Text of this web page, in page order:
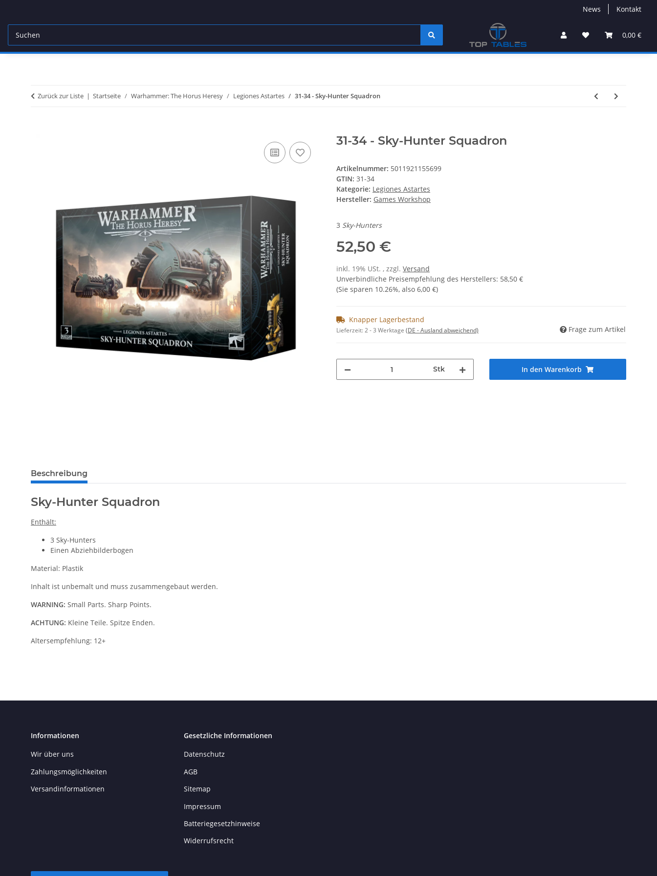
News Kontakt
0,00 €
Zurück zur Liste Startseite Warhammer: The Horus Heresy Legiones Astartes 31-34 - Sky-Hunter Squadron
31-34 - Sky-Hunter Squadron
Artikelnummer: 5011921155699
GTIN: 31-34
Kategorie: Legiones Astartes
Hersteller: Games Workshop
3 Sky-Hunters
52,50 €
inkl. 19% USt. , zzgl. Versand
Unverbindliche Preisempfehlung des Herstellers: 58,50 €
(Sie sparen 10.26%, also 6,00 €)
Knapper Lagerbestand
Lieferzeit:2 - 3 Werktage (DE - Ausland abweichend) Frage zum Artikel
Stk In den Warenkorb
Beschreibung
Sky-Hunter Squadron
Enthält:
3 Sky-Hunters
Einen Abziehbilderbogen
Material: Plastik
Inhalt ist unbemalt und muss zusammengebaut werden.
WARNING: Small Parts. Sharp Points.
ACHTUNG: Kleine Teile. Spitze Enden.
Altersempfehlung: 12+
Informationen
Wir über uns
Zahlungsmöglichkeiten
Versandinformationen
Gesetzliche Informationen
Datenschutz
AGB
Sitemap
Impressum
Batteriegesetzhinweise
Widerrufsrecht